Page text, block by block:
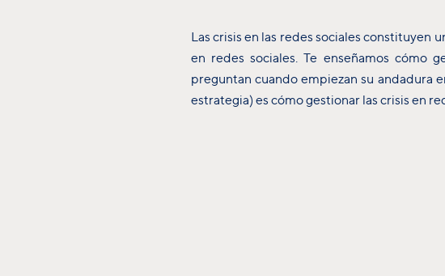
Las crisis en las redes sociales constituyen
en redes sociales. Te enseñamos cómo
preguntan cuando empiezan su andadura
estrategia) es cómo gestionar las crisis en